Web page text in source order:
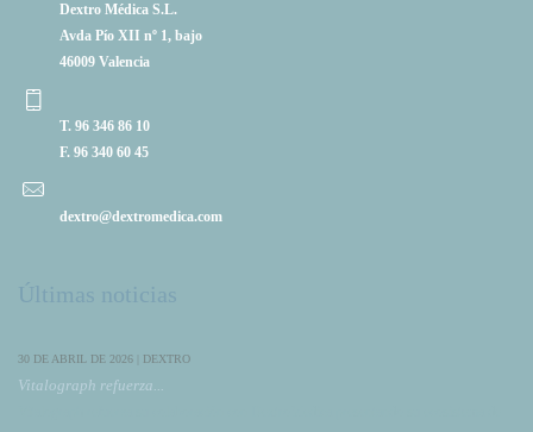
Dextro Médica S.L.
Avda Pío XII nº 1, bajo
46009 Valencia
T. 96 346 86 10
F. 96 340 60 45
dextro@dextromedica.com
30 DE ABRIL DE 2026 | DEXTRO
Vitalograph refuerza...